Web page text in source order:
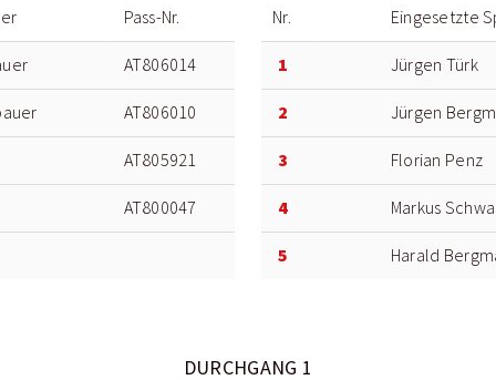
Pass-Nr.
AT806014
AT806010
AT805921
AT800047
Nr. Eingesetzte
1 Jürgen Türk
2 Jürgen
3 Florian Penz
4 Markus
5 Harald
DURCHGANG 1